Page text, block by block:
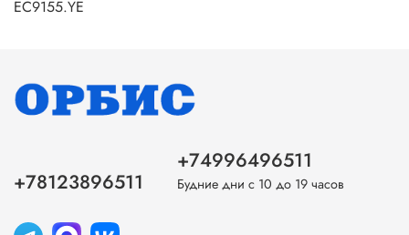
EC9155.YE
+78123896511
+74996496511
Будние дни с 10 до 19 часов